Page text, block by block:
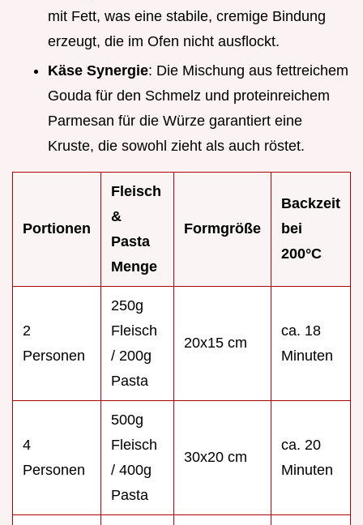
mit Fett, was eine stabile, cremige Bindung
erzeugt, die im Ofen nicht ausflockt.
Käse Synergie: Die Mischung aus fettreichem
Gouda für den Schmelz und proteinreichem
Parmesan für die Würze garantiert eine
Kruste, die sowohl zieht als auch röstet.
Portionen
Fleisch
&
Pasta
Menge
Formgröße
Backzeit
bei
200°C
2
Personen
250g
Fleisch
/ 200g
Pasta
20x15 cm
ca. 18
Minuten
4
Personen
500g
Fleisch
/ 400g
Pasta
30x20 cm
ca. 20
Minuten